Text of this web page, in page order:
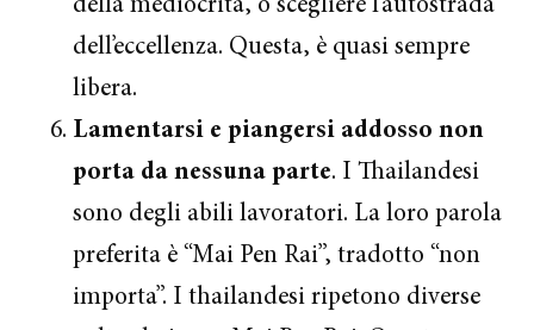
della mediocrità, o scegliere l’autostrada
dell’eccellenza. Questa, è quasi sempre
libera.
Lamentarsi e piangersi addosso non
porta da nessuna parte. I Thailandesi
sono degli abili lavoratori. La loro parola
preferita è “Mai Pen Rai”, tradotto “non
importa”. I thailandesi ripetono diverse